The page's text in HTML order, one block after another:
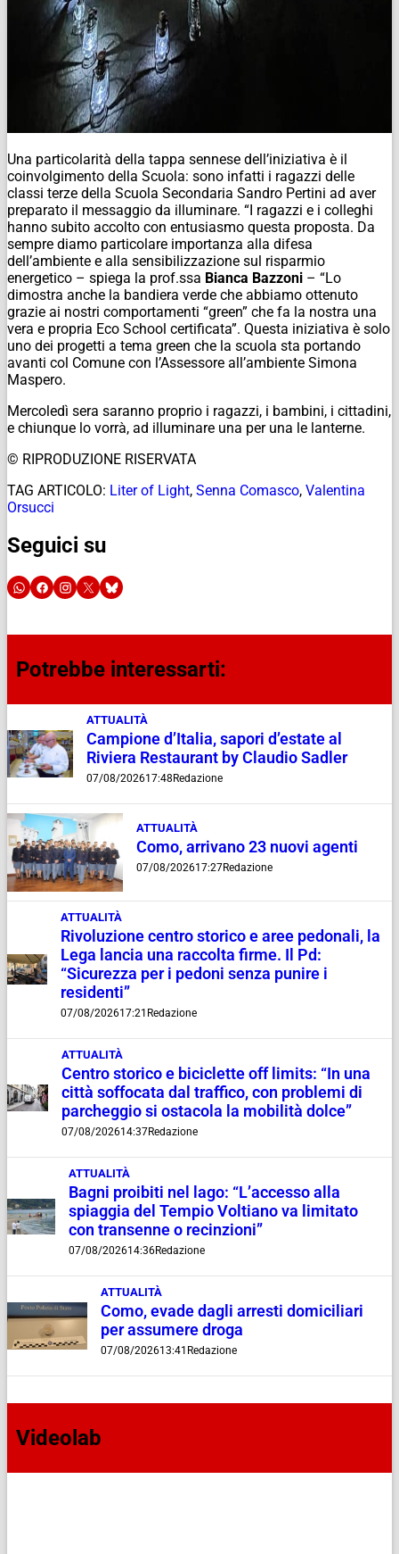
Una particolarità della tappa sennese dell’iniziativa è il
coinvolgimento della Scuola: sono infatti i ragazzi delle
classi terze della Scuola Secondaria Sandro Pertini ad aver
preparato il messaggio da illuminare. “I ragazzi e i colleghi
hanno subito accolto con entusiasmo questa proposta. Da
sempre diamo particolare importanza alla difesa
dell’ambiente e alla sensibilizzazione sul risparmio
energetico – spiega la prof.ssa Bianca Bazzoni – “Lo
dimostra anche la bandiera verde che abbiamo ottenuto
grazie ai nostri comportamenti “green” che fa la nostra una
vera e propria Eco School certificata”. Questa iniziativa è solo
uno dei progetti a tema green che la scuola sta portando
avanti col Comune con l’Assessore all’ambiente Simona
Maspero.
Mercoledì sera saranno proprio i ragazzi, i bambini, i cittadini,
e chiunque lo vorrà, ad illuminare una per una le lanterne.
© RIPRODUZIONE RISERVATA
TAG ARTICOLO: Liter of Light, Senna Comasco, Valentina
Orsucci
Seguici su
Potrebbe interessarti:
ATTUALITÀ
Campione d’Italia, sapori d’estate al
Riviera Restaurant by Claudio Sadler
07/08/202617:48 Redazione
ATTUALITÀ
Como, arrivano 23 nuovi agenti
07/08/202617:27Redazione
ATTUALITÀ
Rivoluzione centro storico e aree pedonali, la
Lega lancia una raccolta firme. Il Pd:
“Sicurezza per i pedoni senza punire i
residenti”
07/08/202617:21 Redazione
ATTUALITÀ
Centro storico e biciclette off limits: “In una
città soffocata dal traffico, con problemi di
parcheggio si ostacola la mobilità dolce”
07/08/202614:37Redazione
ATTUALITÀ
Bagni proibiti nel lago: “L’accesso alla
spiaggia del Tempio Voltiano va limitato
con transenne o recinzioni”
07/08/202614:36Redazione
ATTUALITÀ
Como, evade dagli arresti domiciliari
per assumere droga
07/08/202613:41 Redazione
Videolab